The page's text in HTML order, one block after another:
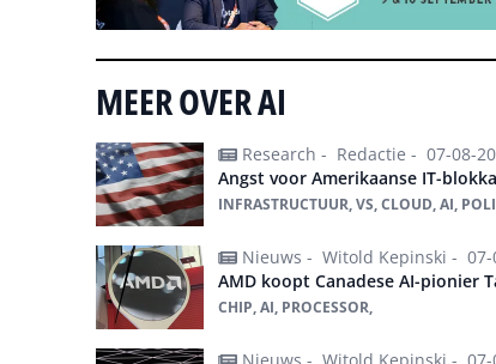
MEER OVER AI
Research - Redactie - 07-08-
Angst voor Amerikaanse IT-
INFRASTRUCTUUR, VS, CLOUD, AI,
Nieuws - Witold Kepinski -
AMD koopt Canadese AI-pionier
CHIP, AI, PROCESSOR,